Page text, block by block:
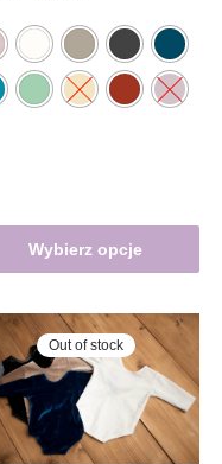
Wybierz opcje
Out of stock